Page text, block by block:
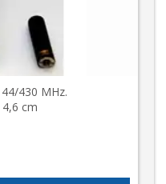
430 MHz.
cm